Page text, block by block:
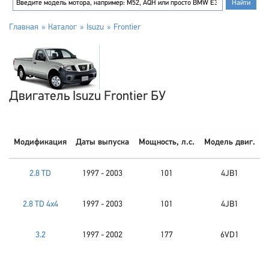
Главная Каталог Isuzu Frontier
Двигатель Isuzu Frontier БУ
Модификация Даты выпуска Мощность, л.с. Модель двиг.
2.8 TD 1997 - 2003 101 4JB1
2.8 TD 4x4 1997 - 2003 101 4JB1
3.2 1997 - 2002 177 6VD1